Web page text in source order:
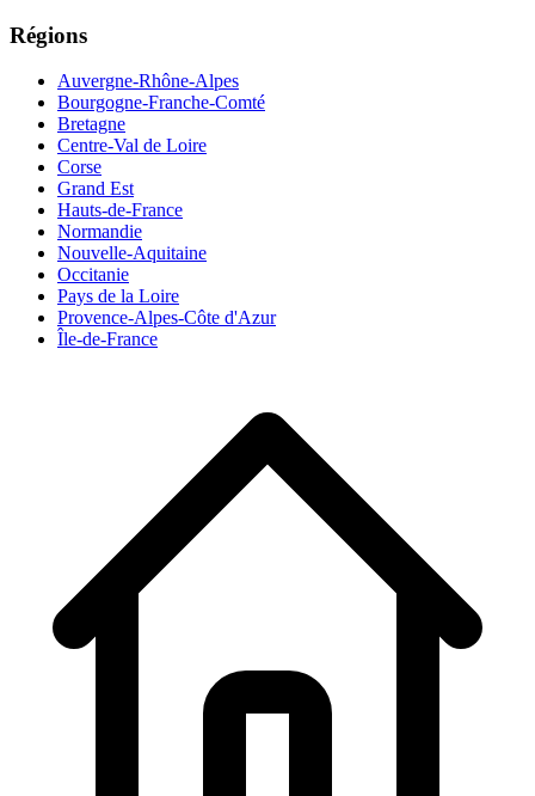
Régions
Auvergne-Rhône-Alpes
Bourgogne-Franche-Comté
Bretagne
Centre-Val de Loire
Corse
Grand Est
Hauts-de-France
Normandie
Nouvelle-Aquitaine
Occitanie
Pays de la Loire
Provence-Alpes-Côte d'Azur
Île-de-France